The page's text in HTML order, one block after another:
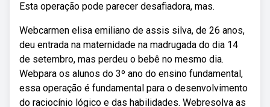
Esta operação pode parecer desafiadora, mas.
Webcarmen elisa emiliano de assis silva, de 26 anos,
deu entrada na maternidade na madrugada do dia 14
de setembro, mas perdeu o bebê no mesmo dia.
Webpara os alunos do 3º ano do ensino fundamental,
essa operação é fundamental para o desenvolvimento
do raciocínio lógico e das habilidades. Webresolva as